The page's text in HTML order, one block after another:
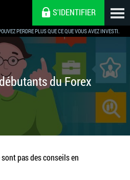
PERDRE PLUS QUE CE QUE VOUS AVEZ INVESTI.
S'IDENTIFIER
du Forex
pas des conseils en